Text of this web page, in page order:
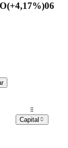
(+4,17%)06
Capital